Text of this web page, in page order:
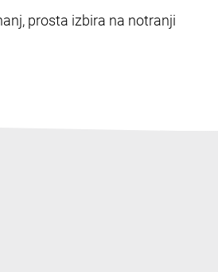
prosta izbira na notranji